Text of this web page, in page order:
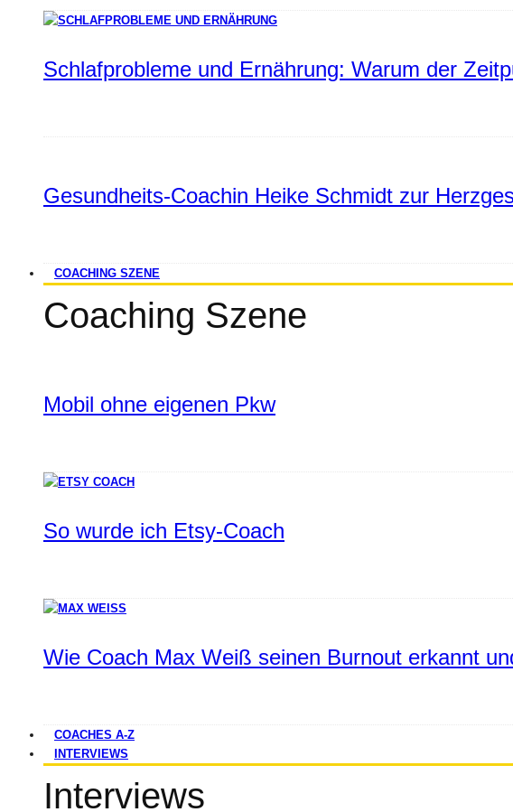
Schlafprobleme und Ernährung: Warum der
Gesundheits-Coachin Heike Schmidt zur
COACHING SZENE
Coaching Szene
Mobil ohne eigenen Pkw
So wurde ich Etsy-Coach
Wie Coach Max Weiß seinen Burnout erkannt
COACHES A-Z
INTERVIEWS
Interviews